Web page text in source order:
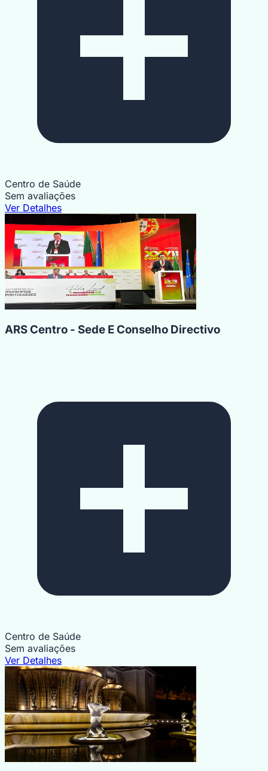
Centro de Saúde
Sem avaliações
Ver Detalhes
ARS Centro - Sede E Conselho Directivo
Centro de Saúde
Sem avaliações
Ver Detalhes